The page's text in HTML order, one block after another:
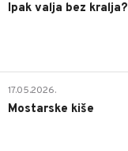
Ipak valja bez kralja?
17.05.2026.
Mostarske kiše